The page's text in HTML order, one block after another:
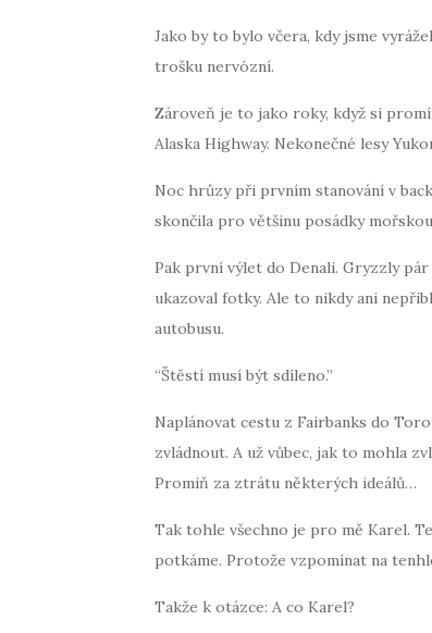
Jako by to bylo včera, kdy jsme
trošku nervózní.
Zároveň je to jako roky, když si
Alaska Highway. Nekonečné lesy
Noc hrůzy při prvním stanování v
skončila pro většinu posádky
Pak první výlet do Denali. Gryzzly
ukazoval fotky. Ale to nikdy ani
autobusu.
“Štěstí musí být sdíleno.”
Naplánovat cestu z Fairbanks do
zvládnout. A už vůbec, jak to mohla
Promiň za ztrátu některých ideálů…
Tak tohle všechno je pro mě Karel.
potkáme. Protože vzpomínat na
Takže k otázce: A co Karel?